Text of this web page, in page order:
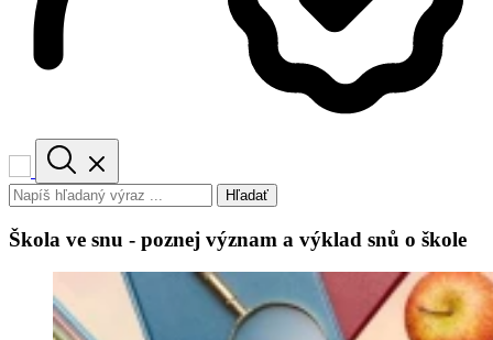
Hľadať
Škola ve snu - poznej význam a výklad snů o škole